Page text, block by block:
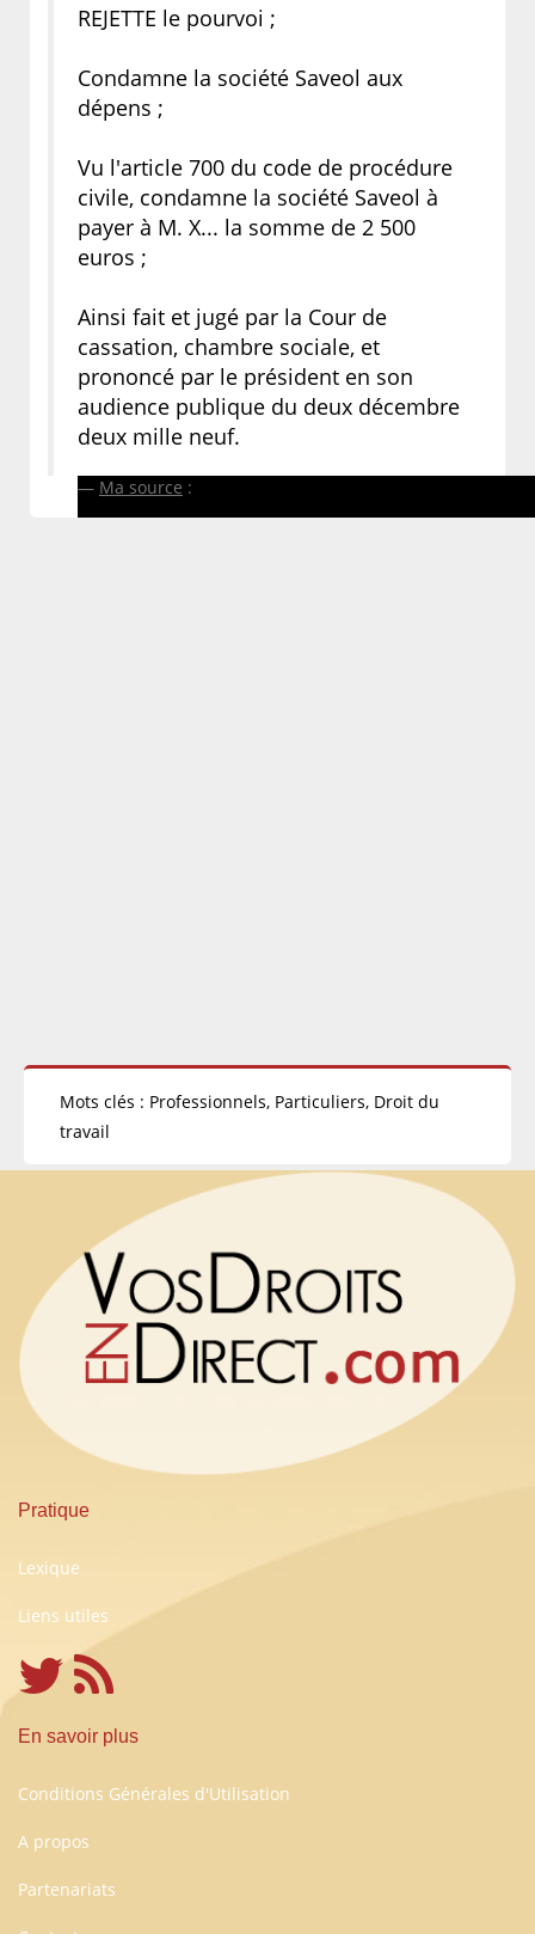
REJETTE le pourvoi ;
Condamne la société Saveol aux
dépens ;
Vu l'article 700 du code de procédure
civile, condamne la société Saveol à
payer à M. X... la somme de 2 500
euros ;
Ainsi fait et jugé par la Cour de
cassation, chambre sociale, et
prononcé par le président en son
audience publique du deux décembre
deux mille neuf.
Ma source :
Mots clés : Professionnels, Particuliers, Droit du
travail
Pratique
Lexique
Liens utiles
En savoir plus
Conditions Générales d'Utilisation
A propos
Partenariats